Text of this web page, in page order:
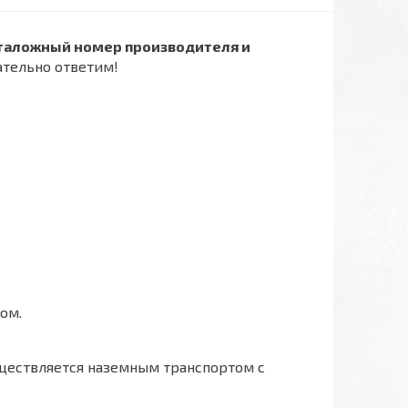
номер производителя и
ответим!
наземным транспортом с